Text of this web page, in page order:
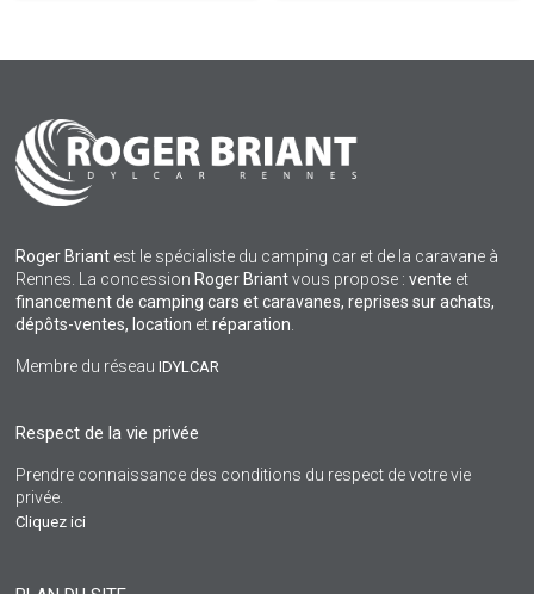
Roger Briant est le spécialiste du camping car et de la caravane à
Rennes. La concession Roger Briantvous propose : vente et
financement de camping cars et caravanes, reprises sur achats,
dépôts-ventes, location etréparation.
Membre du réseauIDYLCAR
Respect de la vie privée
Prendre connaissance des conditions du respect de votre vie
privée.
Cliquez ici